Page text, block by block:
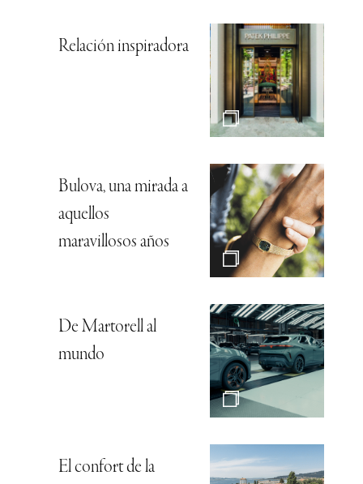
Relación inspiradora
Bulova, una mirada a
aquellos
maravillosos años
De Martorell al
mundo
El confort de la